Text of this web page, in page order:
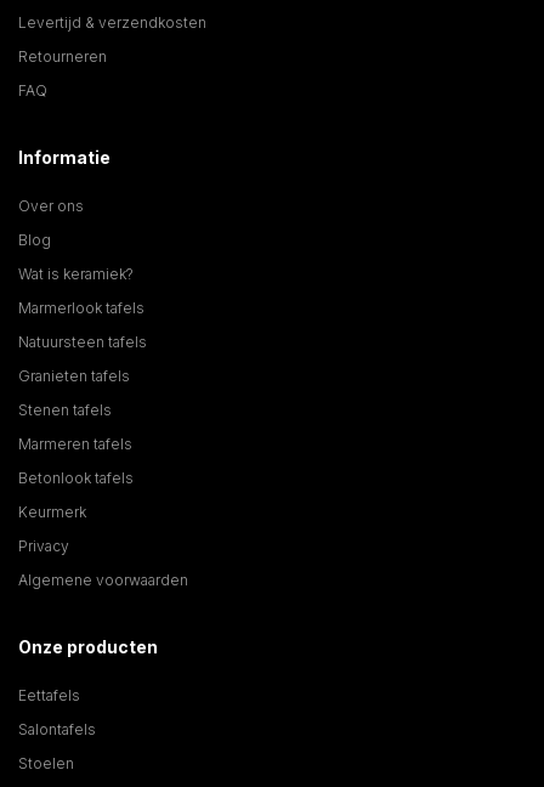
Levertijd & verzendkosten
Retourneren
FAQ
Informatie
Over ons
Blog
Wat is keramiek?
Marmerlook tafels
Natuursteen tafels
Granieten tafels
Stenen tafels
Marmeren tafels
Betonlook tafels
Keurmerk
Privacy
Algemene voorwaarden
Onze producten
Eettafels
Salontafels
Stoelen